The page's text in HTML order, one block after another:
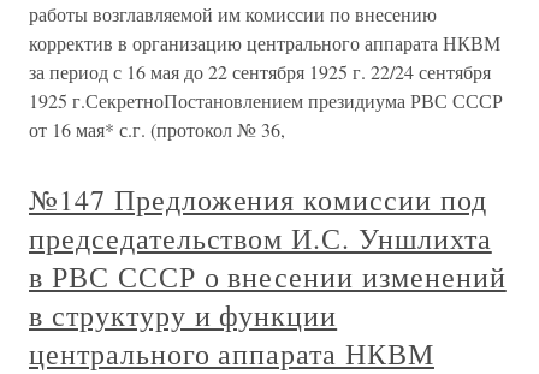
работы возглавляемой им комиссии по внесению
корректив в организацию центрального аппарата НКВМ
за период с 16 мая до 22 сентября 1925 г. 22/24 сентября
1925 г.СекретноПостановлением президиума РВС СССР
от 16 мая* с.г. (протокол № 36,
№147 Предложения комиссии под
председательством И.С. Уншлихта
в РВС СССР о внесении изменений
в структуру и функции
центрального аппарата НКВМ